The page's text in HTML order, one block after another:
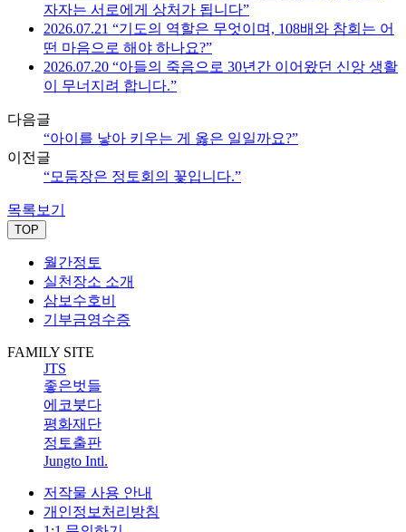
자자는 서로에게 상처가 됩니다”
2026.07.21 “기도의 역할은 무엇이며, 108배와 참회는 어
떤 마음으로 해야 하나요?”
2026.07.20 “아들의 죽음으로 30년간 이어왔던 신앙 생활
이 무너지려 합니다.”
다음글
“아이를 낳아 키우는 게 옳은 일일까요?”
이전글
“모둠장은 정토회의 꽃입니다.”
목록보기
TOP
월간정토
실천장소 소개
삼보수호비
기부금영수증
FAMILY SITE
JTS
좋은벗들
에코붓다
평화재단
정토출판
Jungto Intl.
저작물 사용 안내
개인정보처리방침